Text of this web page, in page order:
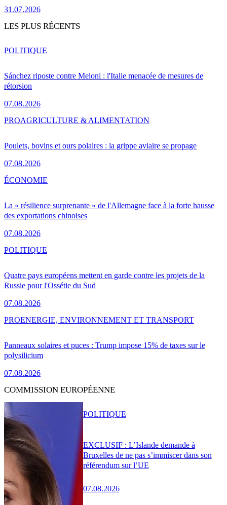
31.07.2026
LES PLUS RÉCENTS
Sánchez riposte contre Meloni : l'Italie menacée de mesures de
rétorsion
07.08.2026
POLITIQUE
Poulets, bovins et ours polaires : la grippe aviaire se propage
07.08.2026
PROAGRICULTURE & ALIMENTATION
La « résilience surprenante » de l'Allemagne face à la forte hausse
des exportations chinoises
07.08.2026
ÉCONOMIE
Quatre pays européens mettent en garde contre les projets de la
Russie pour l'Ossétie du Sud
07.08.2026
POLITIQUE
Panneaux solaires et puces : Trump impose 15% de taxes sur le
polysilicium
07.08.2026
PROENERGIE, ENVIRONNEMENT ET TRANSPORT
COMMISSION EUROPÉENNE
EXCLUSIF : L’Islande demande à
Bruxelles de ne pas s’immiscer dans son
référendum sur l’UE
07.08.2026
POLITIQUE